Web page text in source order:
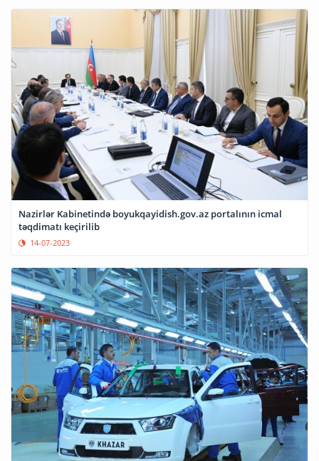
Nazirlər Kabinetində boyukqayidish.gov.az portalının icmal
təqdimatı keçirilib
14-07-2023